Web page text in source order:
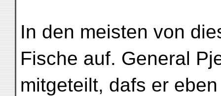
In den meisten von
Fische auf. General
mitgeteilt, dafs er